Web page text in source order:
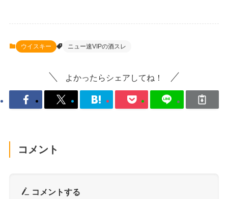
ウイスキー ニュー速VIPの酒スレ
よかったらシェアしてね！
コメント
コメントする